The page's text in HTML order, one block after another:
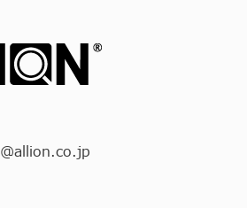
@allion.co.jp